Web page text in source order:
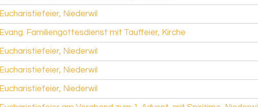
Eucharistiefeier, Niederwil
Evang. Familiengottesdienst mit Tauffeier, Kirche
Eucharistiefeier, Niederwil
Eucharistiefeier, Niederwil
Eucharistiefeier, Niederwil